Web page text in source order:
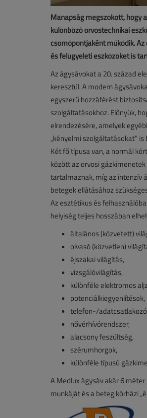
Manapság megszokott, hogy
különböző orvostechnikai
csomópontjaként működik.
és felügyeleti eszközöket is
Az ágysávokat a 20. század
keresztül. A modern
egyszerű hozzáférést
szolgáltatásokhoz. Előnyük,
elrendezésére, amelyek
„kényelmi szolgáltatásokat”
Két fő típusa van, a normál
között az orvosi
tartalmaznak, míg az intenzív
betegek ellátásához
Az esztétikus és
helyiség teljes hosszában
általános (közvetett)
olvasó (közvetlen)
éjszakai világítás,
vizsgálóvilágítás,
különféle elektromos
potenciálkiegyenlítések,
telefon-/
nővérhívórendszer,
alacsony feszültség,
szérumhorgok,
különféle típusú
A Medlux ágysáv akár 6
munkáját és a beteg kórházi